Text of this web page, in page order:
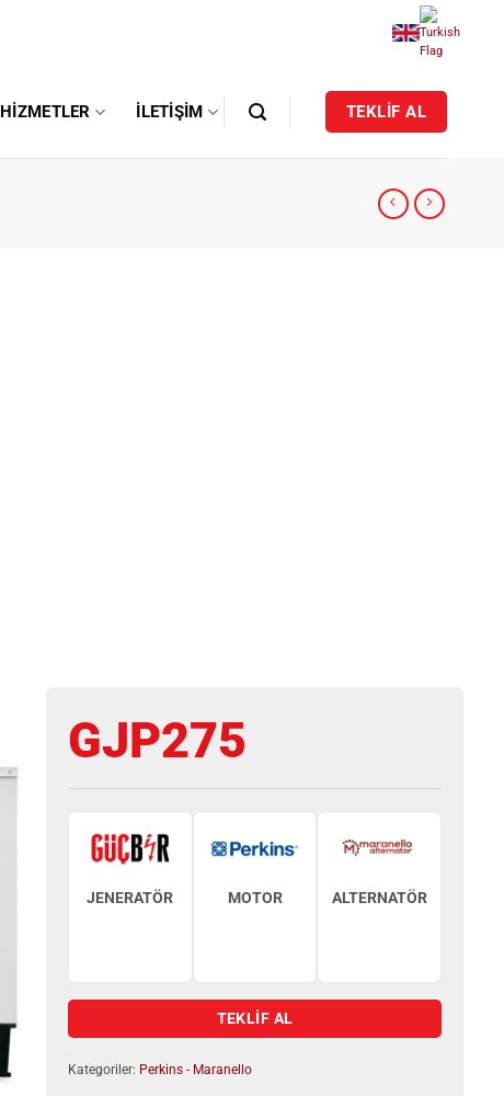
HIZMETLER İLETIŞIM TEKLİF AL
GJP275
JENERATÖR MOTOR ALTERNATÖR
TEKLİF AL
Kategoriler: Perkins - Maranello